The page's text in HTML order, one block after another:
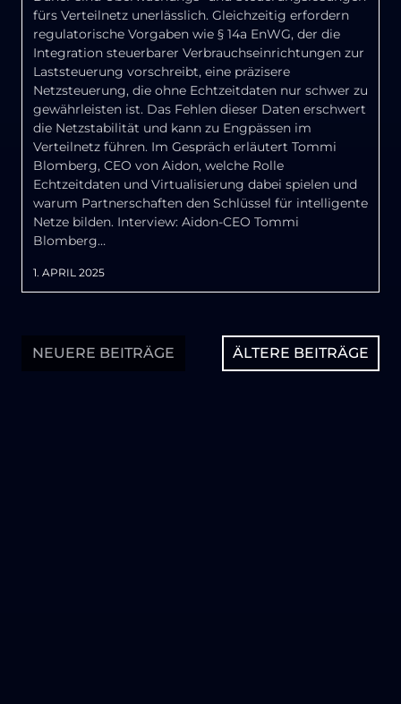
fürs Verteilnetz unerlässlich. Gleichzeitig erfordern
regulatorische Vorgaben wie § 14a EnWG, der die
Integration steuerbarer Verbrauchseinrichtungen zur
Laststeuerung vorschreibt, eine präzisere
Netzsteuerung, die ohne Echtzeitdaten nur schwer zu
gewährleisten ist. Das Fehlen dieser Daten erschwert
die Netzstabilität und kann zu Engpässen im
Verteilnetz führen. Im Gespräch erläutert Tommi
Blomberg, CEO von Aidon, welche Rolle
Echtzeitdaten und Virtualisierung dabei spielen und
warum Partnerschaften den Schlüssel für intelligente
Netze bilden. Interview: Aidon-CEO Tommi
Blomberg…
1. APRIL 2025
NEUERE BEITRÄGE ÄLTERE BEITRÄGE